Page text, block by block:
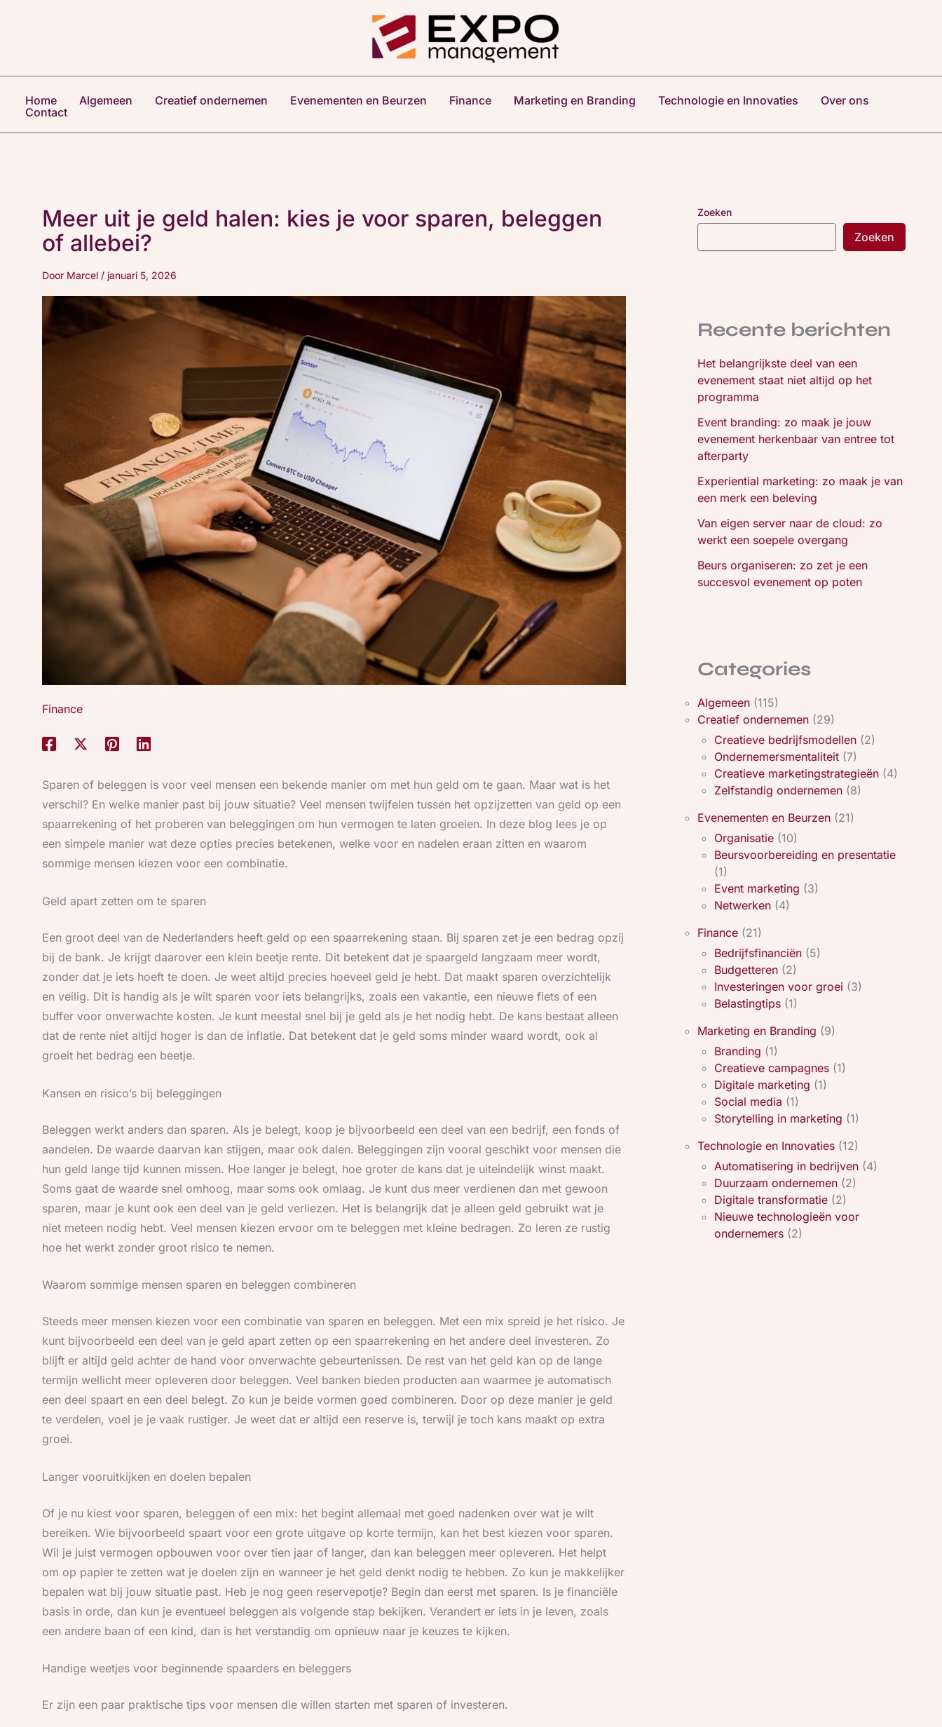
Home Algemeen Creatief ondernemen Evenementen en Beurzen Finance Marketing en Branding Technologie en Innovaties
Over ons
Contact
Meer uit je geld halen: kies je voor sparen, beleggen
of allebei?
Door Marcel / januari 5, 2026
Finance
Sparen of beleggen is voor veel mensen een bekende manier om met hun geld om te gaan. Maar wat is het
verschil? En welke manier past bij jouw situatie? Veel mensen twijfelen tussen het opzijzetten van geld op een
spaarrekening of het proberen van beleggingen om hun vermogen te laten groeien. In deze blog lees je op
een simpele manier wat deze opties precies betekenen, welke voor en nadelen eraan zitten en waarom
sommige mensen kiezen voor een combinatie.
Geld apart zetten om te sparen
Een groot deel van de Nederlanders heeft geld op een spaarrekening staan. Bij sparen zet je een bedrag opzij
bij de bank. Je krijgt daarover een klein beetje rente. Dit betekent dat je spaargeld langzaam meer wordt,
zonder dat je iets hoeft te doen. Je weet altijd precies hoeveel geld je hebt. Dat maakt sparen overzichtelijk
en veilig. Dit is handig als je wilt sparen voor iets belangrijks, zoals een vakantie, een nieuwe fiets of een
buffer voor onverwachte kosten. Je kunt meestal snel bij je geld als je het nodig hebt. De kans bestaat alleen
dat de rente niet altijd hoger is dan de inflatie. Dat betekent dat je geld soms minder waard wordt, ook al
groeit het bedrag een beetje.
Kansen en risico’s bij beleggingen
Beleggen werkt anders dan sparen. Als je belegt, koop je bijvoorbeeld een deel van een bedrijf, een fonds of
aandelen. De waarde daarvan kan stijgen, maar ook dalen. Beleggingen zijn vooral geschikt voor mensen die
hun geld lange tijd kunnen missen. Hoe langer je belegt, hoe groter de kans dat je uiteindelijk winst maakt.
Soms gaat de waarde snel omhoog, maar soms ook omlaag. Je kunt dus meer verdienen dan met gewoon
sparen, maar je kunt ook een deel van je geld verliezen. Het is belangrijk dat je alleen geld gebruikt wat je
niet meteen nodig hebt. Veel mensen kiezen ervoor om te beleggen met kleine bedragen. Zo leren ze rustig
hoe het werkt zonder groot risico te nemen.
Waarom sommige mensen sparen en beleggen combineren
Steeds meer mensen kiezen voor een combinatie van sparen en beleggen. Met een mix spreid je het risico. Je
kunt bijvoorbeeld een deel van je geld apart zetten op een spaarrekening en het andere deel investeren. Zo
blijft er altijd geld achter de hand voor onverwachte gebeurtenissen. De rest van het geld kan op de lange
termijn wellicht meer opleveren door beleggen. Veel banken bieden producten aan waarmee je automatisch
een deel spaart en een deel belegt. Zo kun je beide vormen goed combineren. Door op deze manier je geld
te verdelen, voel je je vaak rustiger. Je weet dat er altijd een reserve is, terwijl je toch kans maakt op extra
groei.
Langer vooruitkijken en doelen bepalen
Of je nu kiest voor sparen, beleggen of een mix: het begint allemaal met goed nadenken over wat je wilt
bereiken. Wie bijvoorbeeld spaart voor een grote uitgave op korte termijn, kan het best kiezen voor sparen.
Wil je juist vermogen opbouwen voor over tien jaar of langer, dan kan beleggen meer opleveren. Het helpt
om op papier te zetten wat je doelen zijn en wanneer je het geld denkt nodig te hebben. Zo kun je makkelijker
bepalen wat bij jouw situatie past. Heb je nog geen reservepotje? Begin dan eerst met sparen. Is je financiële
basis in orde, dan kun je eventueel beleggen als volgende stap bekijken. Verandert er iets in je leven, zoals
een andere baan of een kind, dan is het verstandig om opnieuw naar je keuzes te kijken.
Handige weetjes voor beginnende spaarders en beleggers
Er zijn een paar praktische tips voor mensen die willen starten met sparen of investeren.
Zoeken
Zoeken
Recente berichten
Het belangrijkste deel van een
evenement staat niet altijd op het
programma
Event branding: zo maak je jouw
evenement herkenbaar van entree tot
afterparty
Experiential marketing: zo maak je van
een merk een beleving
Van eigen server naar de cloud: zo
werkt een soepele overgang
Beurs organiseren: zo zet je een
succesvol evenement op poten
Categories
Algemeen(115)
Creatief ondernemen(29)
Creatieve bedrijfsmodellen(2)
Ondernemersmentaliteit(7)
Creatieve marketingstrategieën(4)
Zelfstandig ondernemen(8)
Evenementen en Beurzen(21)
Organisatie(10)
Beursvoorbereiding en presentatie
(1)
Event marketing (3)
Netwerken(4)
Finance(21)
Bedrijfsfinanciën(5)
Budgetteren(2)
Investeringen voor groei (3)
Belastingtips(1)
Marketing en Branding (9)
Branding (1)
Creatieve campagnes(1)
Digitale marketing (1)
Social media (1)
Storytelling in marketing (1)
Technologie en Innovaties(12)
Automatisering in bedrijven(4)
Duurzaam ondernemen(2)
Digitale transformatie(2)
Nieuwe technologieën voor
ondernemers(2)